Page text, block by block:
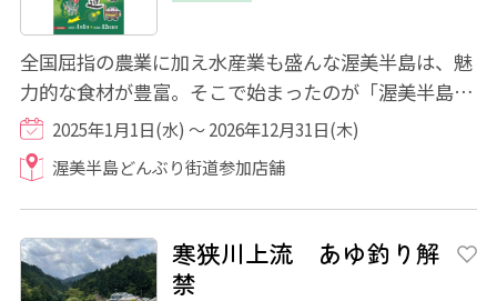
全国屈指の農業に加え水産業も盛んな渥美半島は、魅
力的な食材が豊富。そこで始まったのが「渥美半島ど
んぶり街道」。各店が「地元渥美半島の食材...
2025年1月1日(水) ～ 2026年12月31日(木)
渥美半島どんぶり街道参加店舗
寒狭川上流 あゆ釣り解
禁